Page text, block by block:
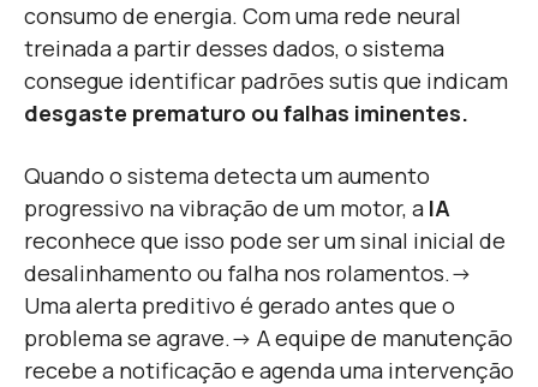
consumo de energia. Com uma rede neural
treinada a partir desses dados, o sistema
consegue identificar padrões sutis que indicam
desgaste prematuro ou falhas iminentes.
Quando o sistema detecta um aumento
progressivo na vibração de um motor, a IA
reconhece que isso pode ser um sinal inicial de
desalinhamento ou falha nos rolamentos.→
Uma alerta preditivo é gerado antes que o
problema se agrave.→ A equipe de manutenção
recebe a notificação e agenda uma intervenção